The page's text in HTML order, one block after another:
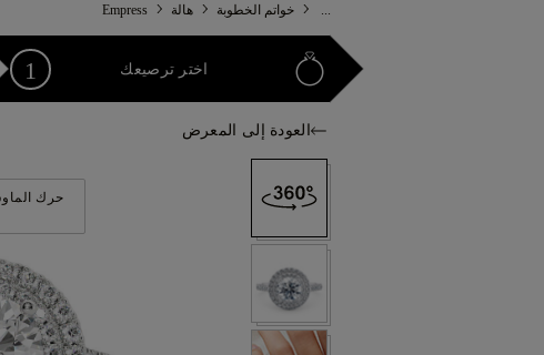
خواتم الخطوبة هالة Empress
1 اختر ترصيعك
العودة إلى المعرض
حرك